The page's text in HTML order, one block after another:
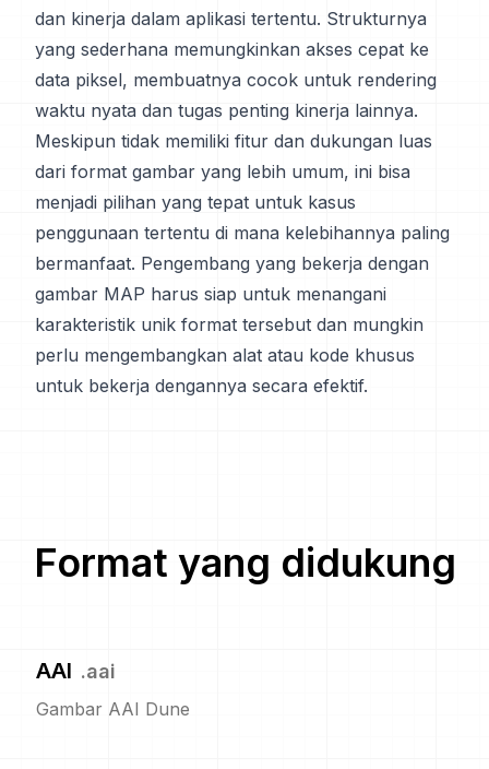
dan kinerja dalam aplikasi tertentu. Strukturnya
yang sederhana memungkinkan akses cepat ke
data piksel, membuatnya cocok untuk rendering
waktu nyata dan tugas penting kinerja lainnya.
Meskipun tidak memiliki fitur dan dukungan luas
dari format gambar yang lebih umum, ini bisa
menjadi pilihan yang tepat untuk kasus
penggunaan tertentu di mana kelebihannya paling
bermanfaat. Pengembang yang bekerja dengan
gambar MAP harus siap untuk menangani
karakteristik unik format tersebut dan mungkin
perlu mengembangkan alat atau kode khusus
untuk bekerja dengannya secara efektif.
Format yang didukung
AAI .aai
Gambar AAI Dune